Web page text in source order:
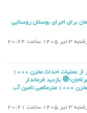
تومان برای اجرای بوستان روستایی
1405 ساعت 20:24
🔴 بازدید فرماندار پیرانشهر از عملیات احداث مخزن 1000
بازدید فرماندار
پیرانشهر از عملیات احداث مخزن 1000 مترمکعبی تامین آب
1405 ساعت 20:21